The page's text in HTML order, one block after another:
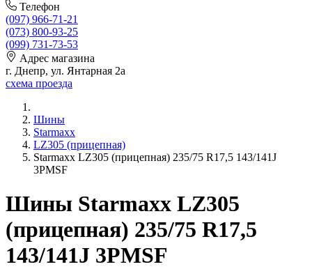
Телефон
(097) 966-71-21
(073) 800-93-25
(099) 731-73-53
Адрес магазина
г. Днепр, ул. Янтарная 2а
схема проезда
Шины
Starmaxx
LZ305 (прицепная)
Starmaxx LZ305 (прицепная) 235/75 R17,5 143/141J
3PMSF
Шины Starmaxx LZ305
(прицепная) 235/75 R17,5
143/141J 3PMSF